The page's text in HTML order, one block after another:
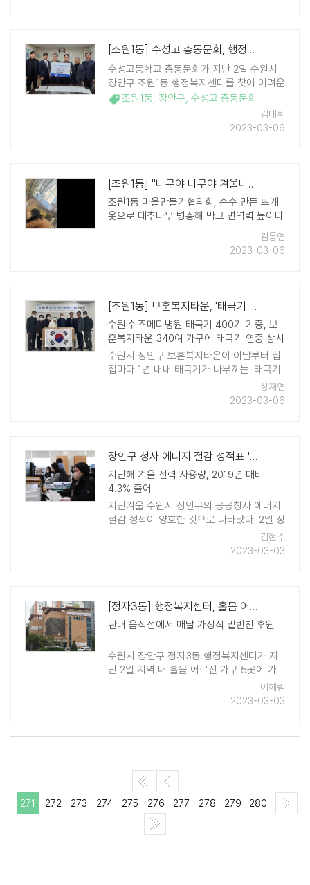
[조원1동] 수성고 총동문회, 행정복지센터에 10kg 쌀 51포 기탁
수성고등학교 총동문회가 지난 2일 수원시
장안구 조원1동 행정복지센터를 찾아 어려운
이웃에게 전해 달라며 10kg들이 쌀 51포를
기부했다. 기부된 쌀은 조원1동에 거주하는
기초생활수급자와 저소득 홀몸 어르신 등 복
조원1동, 장안구, 수성고 총동문회
김대휘
2023-03-06
[조원1동] "나무야 나무야 겨울나무야" 사랑과 온기를 전하는 대추나무 빔 ..
조원1동 마을만들기협의회, 손수 만든 뜨개
옷으로 대추나무 병충해 막고 면역력 높이다
김동연
2023-03-06
[조원1동] 보훈복지타운, '태극기 마을' 된다
수원 쉬즈메디병원 태극기 400기 기증, 보
훈복지타운 340여 가구에 태극기 연중 상시
게양
수원시 장안구 보훈복지타운이 이달부터 집
집마다 1년 내내 태극기가 나부끼는 '태극기
마을'로 거듭난다. 장안구 조원1동 행정복지
센터는 3ㆍ1절을 앞두고 수원 쉬즈메디병원
성재연
2023-03-06
장안구 청사 에너지 절감 성적표 '양호'
지난해 겨울 전력 사용량, 2019년 대비
4.3% 줄어
지난겨울 수원시 장안구의 공공청사 에너지
절감 성적이 양호한 것으로 나타났다. 2일 장
안구에 따르면, 2022년 12월 ~ 2023년 1월
두 달 동안 장안구 공공청사의 전체 전력 사
김현수
2023-03-03
[정자3동] 행정복지센터, 홀몸 어르신 가구에 '맛사랑, 나눔사랑' 반찬 전..
관내 음식점에서 매달 가정식 밑반찬 후원
수원시 장안구 정자3동 행정복지센터가 지
난 2일 지역 내 홀몸 어르신 가구 5곳에 가
정식 밑반찬을 전달했다. 이날 전달된 반찬
은 정자3동 중심상가에서 음식점을 운영하
이혜림
2023-03-03
271 272 273 274 275 276 277 278 279 280